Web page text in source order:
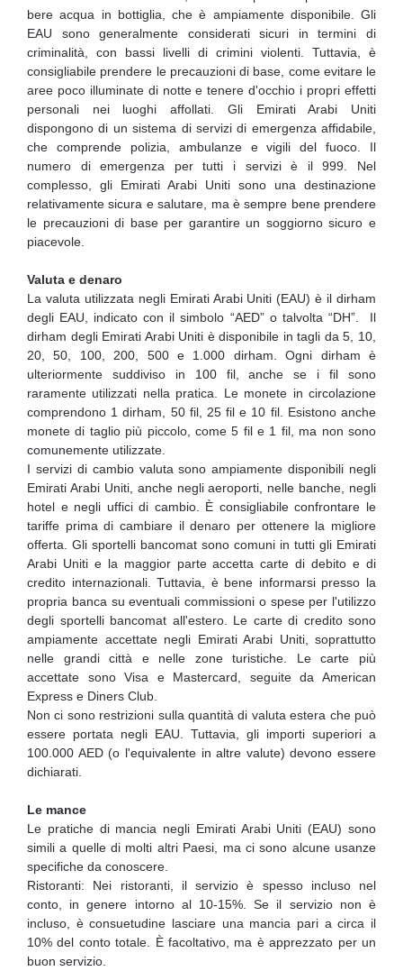
bere acqua in bottiglia, che è ampiamente disponibile. Gli
EAU sono generalmente considerati sicuri in termini di
criminalità, con bassi livelli di crimini violenti. Tuttavia, è
consigliabile prendere le precauzioni di base, come evitare le
aree poco illuminate di notte e tenere d'occhio i propri effetti
personali nei luoghi affollati. Gli Emirati Arabi Uniti
dispongono di un sistema di servizi di emergenza affidabile,
che comprende polizia, ambulanze e vigili del fuoco. Il
numero di emergenza per tutti i servizi è il 999. Nel
complesso, gli Emirati Arabi Uniti sono una destinazione
relativamente sicura e salutare, ma è sempre bene prendere
le precauzioni di base per garantire un soggiorno sicuro e
piacevole.
Valuta e denaro
La valuta utilizzata negli Emirati Arabi Uniti (EAU) è il dirham
degli EAU, indicato con il simbolo “AED” o talvolta “DH”. Il
dirham degli Emirati Arabi Uniti è disponibile in tagli da 5, 10,
20, 50, 100, 200, 500 e 1.000 dirham. Ogni dirham è
ulteriormente suddiviso in 100 fil, anche se i fil sono
raramente utilizzati nella pratica. Le monete in circolazione
comprendono 1 dirham, 50 fil, 25 fil e 10 fil. Esistono anche
monete di taglio più piccolo, come 5 fil e 1 fil, ma non sono
comunemente utilizzate.
I servizi di cambio valuta sono ampiamente disponibili negli
Emirati Arabi Uniti, anche negli aeroporti, nelle banche, negli
hotel e negli uffici di cambio. È consigliabile confrontare le
tariffe prima di cambiare il denaro per ottenere la migliore
offerta. Gli sportelli bancomat sono comuni in tutti gli Emirati
Arabi Uniti e la maggior parte accetta carte di debito e di
credito internazionali. Tuttavia, è bene informarsi presso la
propria banca su eventuali commissioni o spese per l'utilizzo
degli sportelli bancomat all'estero. Le carte di credito sono
ampiamente accettate negli Emirati Arabi Uniti, soprattutto
nelle grandi città e nelle zone turistiche. Le carte più
accettate sono Visa e Mastercard, seguite da American
Express e Diners Club.
Non ci sono restrizioni sulla quantità di valuta estera che può
essere portata negli EAU. Tuttavia, gli importi superiori a
100.000 AED (o l'equivalente in altre valute) devono essere
dichiarati.
Le mance
Le pratiche di mancia negli Emirati Arabi Uniti (EAU) sono
simili a quelle di molti altri Paesi, ma ci sono alcune usanze
specifiche da conoscere.
Ristoranti: Nei ristoranti, il servizio è spesso incluso nel
conto, in genere intorno al 10-15%. Se il servizio non è
incluso, è consuetudine lasciare una mancia pari a circa il
10% del conto totale. È facoltativo, ma è apprezzato per un
buon servizio.